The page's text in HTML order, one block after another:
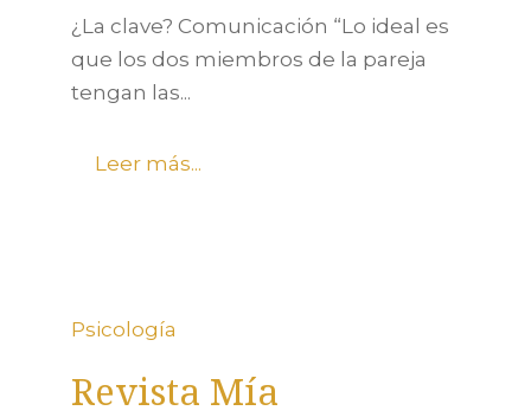
¿La clave? Comunicación “Lo ideal es
que los dos miembros de la pareja
tengan las...
Leer más...
Psicología
Revista Mía